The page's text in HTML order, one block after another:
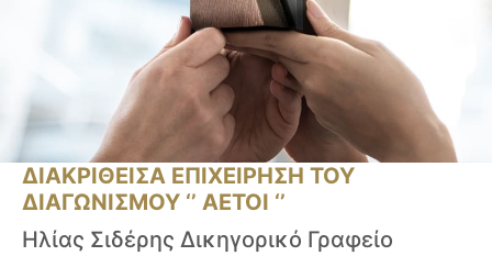
ΔΙΑΚΡΙΘΕΙΣΑ ΕΠΙΧΕΙΡΗΣΗ ΤΟΥ
ΔΙΑΓΩΝΙΣΜΟΥ ‘’ ΑΕΤΟΙ ‘’
Ηλίας Σιδέρης Δικηγορικό Γραφείο